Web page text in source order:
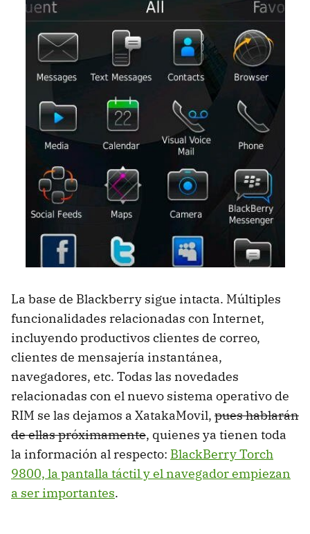
La base de Blackberry sigue intacta. Múltiples
funcionalidades relacionadas con Internet,
incluyendo productivos clientes de correo,
clientes de mensajería instantánea,
navegadores, etc. Todas las novedades
relacionadas con el nuevo sistema operativo de
RIM se las dejamos a XatakaMovil, pues hablarán
de ellas próximamente, quienes ya tienen toda
la información al respecto: BlackBerry Torch
9800, la pantalla táctil y el navegador empiezan
a ser importantes.